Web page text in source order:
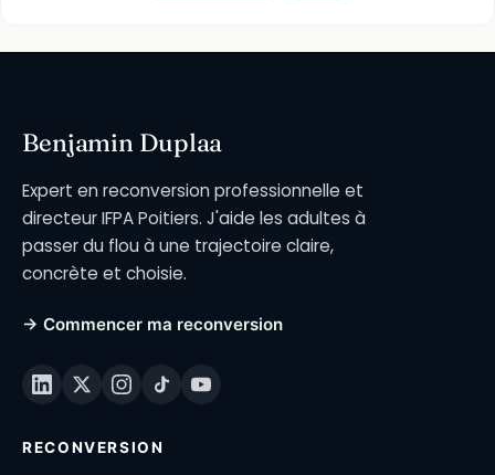
Benjamin Duplaa
Expert en reconversion professionnelle et
directeur IFPA Poitiers. J'aide les adultes à
passer du flou à une trajectoire claire,
concrète et choisie.
→ Commencer ma reconversion
RECONVERSION